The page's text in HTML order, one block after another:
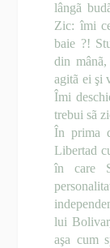
lângã
Zic: îmi
baie ?!
din
agitã ei şi
Îmi
trebui sã
În prima
Libertad
în care
lui
aşa cum